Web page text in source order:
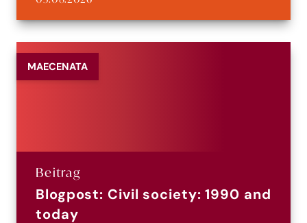
MAECENATA
Beitrag
Blogpost: Civil society: 1990 and
today